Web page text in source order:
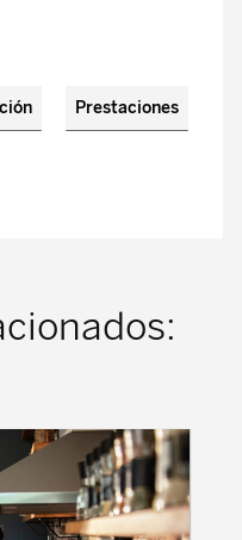
Prestaciones